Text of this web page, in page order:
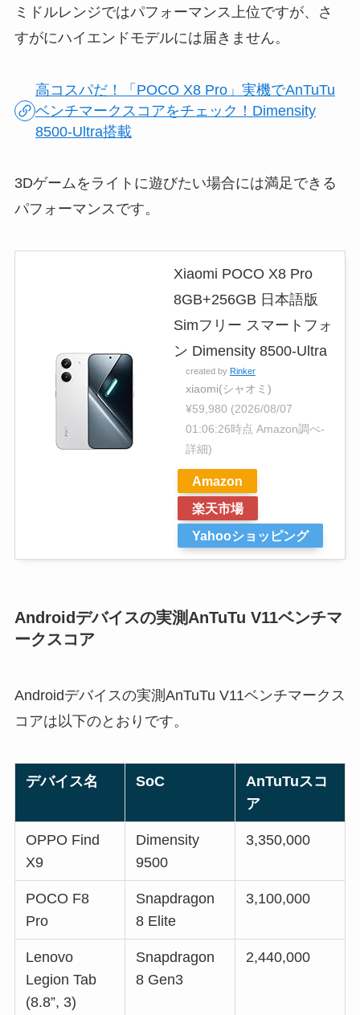
ミドルレンジではパフォーマンス上位ですが、さ
すがにハイエンドモデルには届きません。
高コスパだ！「POCO X8 Pro」実機でAnTuTu
ベンチマークスコアをチェック！Dimensity
8500-Ultra搭載
3Dゲームをライトに遊びたい場合には満足できる
パフォーマンスです。
Xiaomi POCO X8 Pro
8GB+256GB 日本語版
Simフリー スマートフォ
ン Dimensity 8500-Ultra
created by Rinker
xiaomi(シャオミ)
¥59,980 (2026/08/07
01:06:26時点 Amazon調べ-
詳細)
Amazon
楽天市場
Yahooショッピング
Androidデバイスの実測AnTuTu V11ベンチマ
ークスコア
Androidデバイスの実測AnTuTu V11ベンチマークス
コアは以下のとおりです。
デバイス名 SoC
AnTuTuスコ
ア
OPPO Find
X9
Dimensity
9500
3,350,000
POCO F8
Pro
Snapdragon
8 Elite
3,100,000
Lenovo
Legion Tab
(8.8”, 3)
Snapdragon
8 Gen3
2,440,000